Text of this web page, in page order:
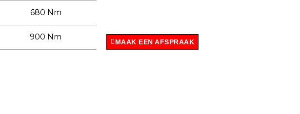
680 Nm
900 Nm
MAAK EEN AFSPRAAK